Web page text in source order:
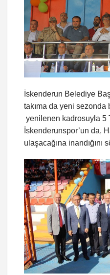
İskenderun Belediye
takıma da yeni sezonda
yenilenen kadrosuyla 5
İskenderunspor’un da,
ulaşacağına inandığını